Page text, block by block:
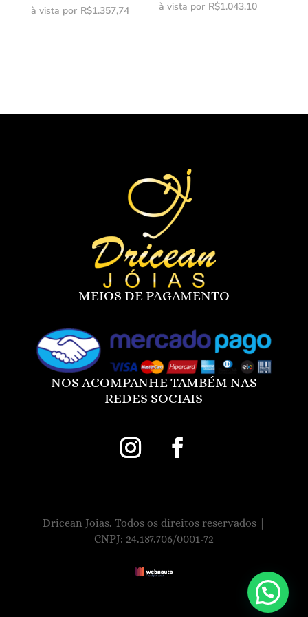
à vista por R$1.357,74 à vista por R$1.043,10
MEIOS DE PAGAMENTO
NOS ACOMPANHE TAMBÉM NAS
REDES SOCIAIS
Dricean Joias. Todos os direitos reservados |
CNPJ: 24.187.706/0001-72